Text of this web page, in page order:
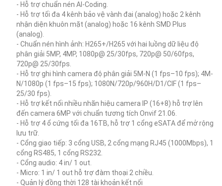
- Hỗ trợ chuẩn nén AI-Coding.
- Hỗ trợ tối đa 4 kênh bảo vệ vành đai (analog) hoặc 2 kênh
nhận diện khuôn mặt (analog) hoặc 16 kênh SMD Plus
(analog).
- Chuẩn nén hình ảnh: H265+/H265 với hai luồng dữ liệu độ
phân giải 5MP, 4MP, 1080p@ 25/30fps, 720p@ 50/60fps,
720p@ 25/30fps.
- Hỗ trợ ghi hình camera độ phân giải 5M-N (1 fps–10 fps); 4M-
N/1080p (1 fps–15 fps); 1080N/720p/960H/D1/CIF (1 fps–
25/30 fps).
- Hỗ trợ kết nối nhiều nhãn hiệu camera IP (16+8) hỗ trợ lên
đến camera 6MP với chuẩn tương tích Onvif 21.06.
- Hỗ trợ 4 ổ cứng tối đa 16TB, hỗ trợ 1 cổng eSATA để mở rộng
lưu trữ.
- Cổng giao tiếp: 3 cổng USB, 2 cổng mạng RJ45 (1000Mbps), 1
cổng RS485, 1 cổng RS232.
- Cổng audio: 4 in/ 1 out.
- Micro: 1 in/ 1 out hỗ trợ đàm thoại 2 chiều.
- Quản lý đồng thời 128 tài khoản kết nối